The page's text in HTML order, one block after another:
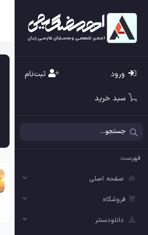
ورود ثبت‌نام
سبد خرید
فهرست
صفحه اصلی
فروشگاه
دانلودسنتر